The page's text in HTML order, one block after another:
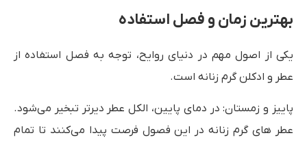
بهترین زمان و فصل استفاده
یکی از اصول مهم در دنیای روایح، توجه به فصل استفاده از
عطر و ادکلن گرم زنانه است.
پاییز و زمستان: در دمای پایین، الکل عطر دیرتر تبخیر می‌شود.
عطر های گرم زنانه در این فصول فرصت پیدا می‌کنند تا تمام